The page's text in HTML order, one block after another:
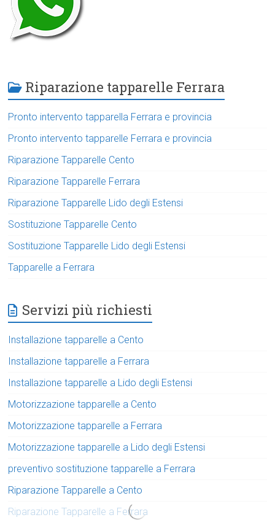
Riparazione tapparelle Ferrara
Pronto intervento tapparella Ferrara e provincia
Pronto intervento tapparelle Ferrara e provincia
Riparazione Tapparelle Cento
Riparazione Tapparelle Ferrara
Riparazione Tapparelle Lido degli Estensi
Sostituzione Tapparelle Cento
Sostituzione Tapparelle Lido degli Estensi
Tapparelle a Ferrara
Servizi più richiesti
Installazione tapparelle a Cento
Installazione tapparelle a Ferrara
Installazione tapparelle a Lido degli Estensi
Motorizzazione tapparelle a Cento
Motorizzazione tapparelle a Ferrara
Motorizzazione tapparelle a Lido degli Estensi
preventivo sostituzione tapparelle a Ferrara
Riparazione Tapparelle a Cento
Riparazione Tapparelle a Ferrara